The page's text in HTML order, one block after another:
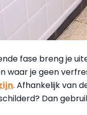
fase breng je
waar je geen
. Afhankelijk van
Dan